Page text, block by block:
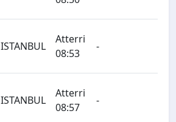
ISTANBUL
Atterri
08:53
-
ISTANBUL
Atterri
08:57
-